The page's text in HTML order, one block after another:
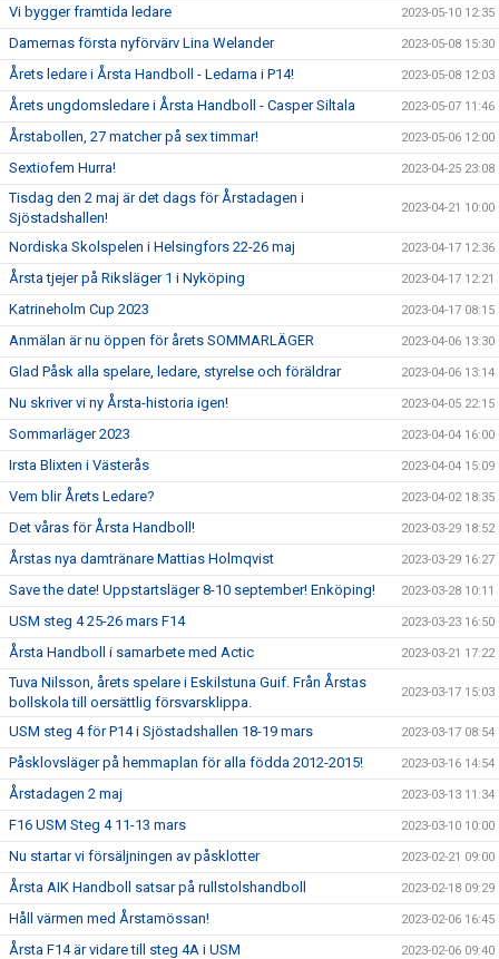
Vi bygger framtida ledare 2023-05-10 12:35
Damernas första nyförvärv Lina Welander 2023-05-08 15:30
Årets ledare i Årsta Handboll - Ledarna i P14! 2023-05-08 12:03
Årets ungdomsledare i Årsta Handboll - Casper Siltala 2023-05-07 11:46
Årstabollen, 27 matcher på sex timmar! 2023-05-06 12:00
Sextiofem Hurra! 2023-04-25 23:08
Tisdag den 2 maj är det dags för Årstadagen i
Sjöstadshallen!
2023-04-21 10:00
Nordiska Skolspelen i Helsingfors 22-26 maj 2023-04-17 12:36
Årsta tjejer på Riksläger 1 i Nyköping 2023-04-17 12:21
Katrineholm Cup 2023 2023-04-17 08:15
Anmälan är nu öppen för årets SOMMARLÄGER 2023-04-06 13:30
Glad Påsk alla spelare, ledare, styrelse och föräldrar 2023-04-06 13:14
Nu skriver vi ny Årsta-historia igen! 2023-04-05 22:15
Sommarläger 2023 2023-04-04 16:00
Irsta Blixten i Västerås 2023-04-04 15:09
Vem blir Årets Ledare? 2023-04-02 18:35
Det våras för Årsta Handboll! 2023-03-29 18:52
Årstas nya damtränare Mattias Holmqvist 2023-03-29 16:27
Save the date! Uppstartsläger 8-10 september! Enköping! 2023-03-28 10:11
USM steg 4 25-26 mars F14 2023-03-23 16:50
Årsta Handboll i samarbete med Actic 2023-03-21 17:22
Tuva Nilsson, årets spelare i Eskilstuna Guif. Från Årstas
bollskola till oersättlig försvarsklippa.
2023-03-17 15:03
USM steg 4 för P14 i Sjöstadshallen 18-19 mars 2023-03-17 08:54
Påsklovsläger på hemmaplan för alla födda 2012-2015! 2023-03-16 14:54
Årstadagen 2 maj 2023-03-13 11:34
F16 USM Steg 4 11-13 mars 2023-03-10 10:00
Nu startar vi försäljningen av påsklotter 2023-02-21 09:00
Årsta AIK Handboll satsar på rullstolshandboll 2023-02-18 09:29
Håll värmen med Årstamössan! 2023-02-06 16:45
Årsta F14 är vidare till steg 4A i USM 2023-02-06 09:40